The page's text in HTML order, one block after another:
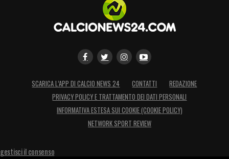
SCARICA L’APP DI CALCIO NEWS 24 CONTATTI
REDAZIONE
PRIVACY POLICY E TRATTAMENTO DEI DATI PERSONALI
INFORMATIVA ESTESA SUI COOKIE (COOKIE POLICY)
NETWORK SPORT REVIEW
gestisci il consenso